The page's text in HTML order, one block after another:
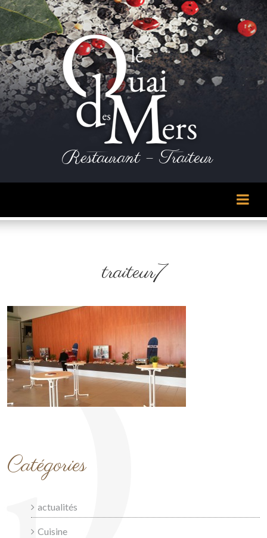
Restaurant – Traiteur
traiteur7
Catégories
actualités
Cuisine
Panneau de gestion des cookies